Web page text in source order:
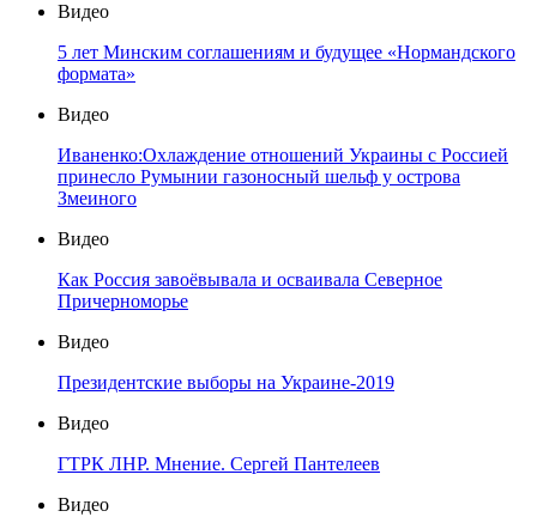
Видео
5 лет Минским соглашениям и будущее «Нормандского
формата»
Видео
Иваненко:Охлаждение отношений Украины с Россией
принесло Румынии газоносный шельф у острова
Змеиного
Видео
Как Россия завоёвывала и осваивала Северное
Причерноморье
Видео
Президентские выборы на Украине-2019
Видео
ГТРК ЛНР. Мнение. Сергей Пантелеев
Видео